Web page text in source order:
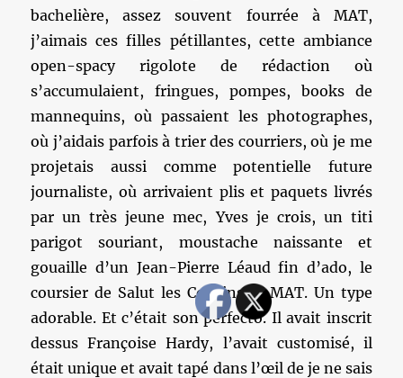
bachelière, assez souvent fourrée à MAT,
j’aimais ces filles pétillantes, cette ambiance
open-spacy rigolote de rédaction où
s’accumulaient, fringues, pompes, books de
mannequins, où passaient les photographes,
où j’aidais parfois à trier des courriers, où je me
projetais aussi comme potentielle future
journaliste, où arrivaient plis et paquets livrés
par un très jeune mec, Yves je crois, un titi
parigot souriant, moustache naissante et
gouaille d’un Jean-Pierre Léaud fin d’ado, le
coursier de Salut les Copains et MAT. Un type
adorable. Et c’était son perfecto. Il avait inscrit
dessus Françoise Hardy, l’avait customisé, il
était unique et avait tapé dans l’œil de je ne sais